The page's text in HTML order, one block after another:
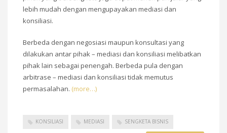
lebih mudah dengan mengupayakan mediasi dan
konsiliasi.
Berbeda dengan negosiasi maupun konsultasi yang
dilakukan antar pihak – mediasi dan konsiliasi melibatkan
pihak lain sebagai penengah. Berbeda pula dengan
arbitrase – mediasi dan konsiliasi tidak memutus
permasalahan. (more…)
KONSILIASI MEDIASI SENGKETA BISNIS